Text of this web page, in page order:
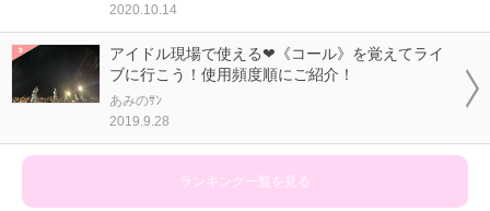
2020.10.14
アイドル現場で使える❤《コール》を覚えてライ
ブに行こう！使用頻度順にご紹介！
あみのｻﾝ
2019.9.28
ランキング一覧を見る